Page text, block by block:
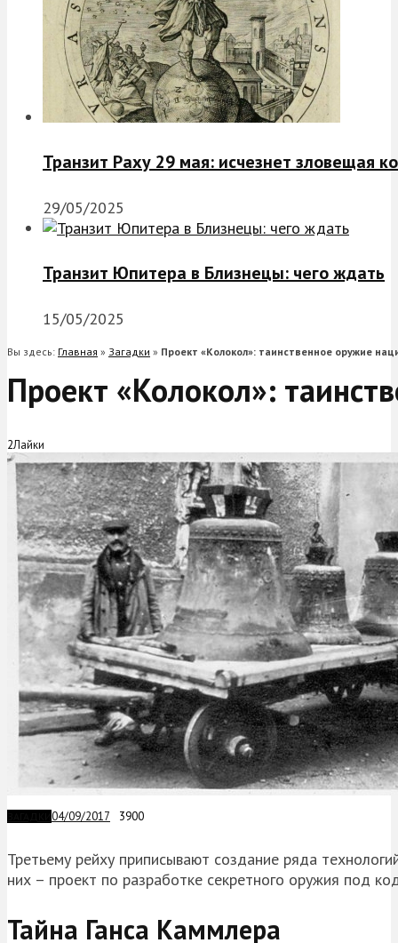
Транзит Раху 29 мая: исчезнет зловещая
29/05/2025
Транзит Юпитера в Близнецы: чего ждать
15/05/2025
Вы здесь: Главная » Загадки » Проект «Колокол»: таинственное оружие
Проект «Колокол»:
2Лайки
04/09/2017 3900
Третьему рейху приписывают создание ряда
них – проект по разработке секретного оружия под
Тайна Ганса Каммлера